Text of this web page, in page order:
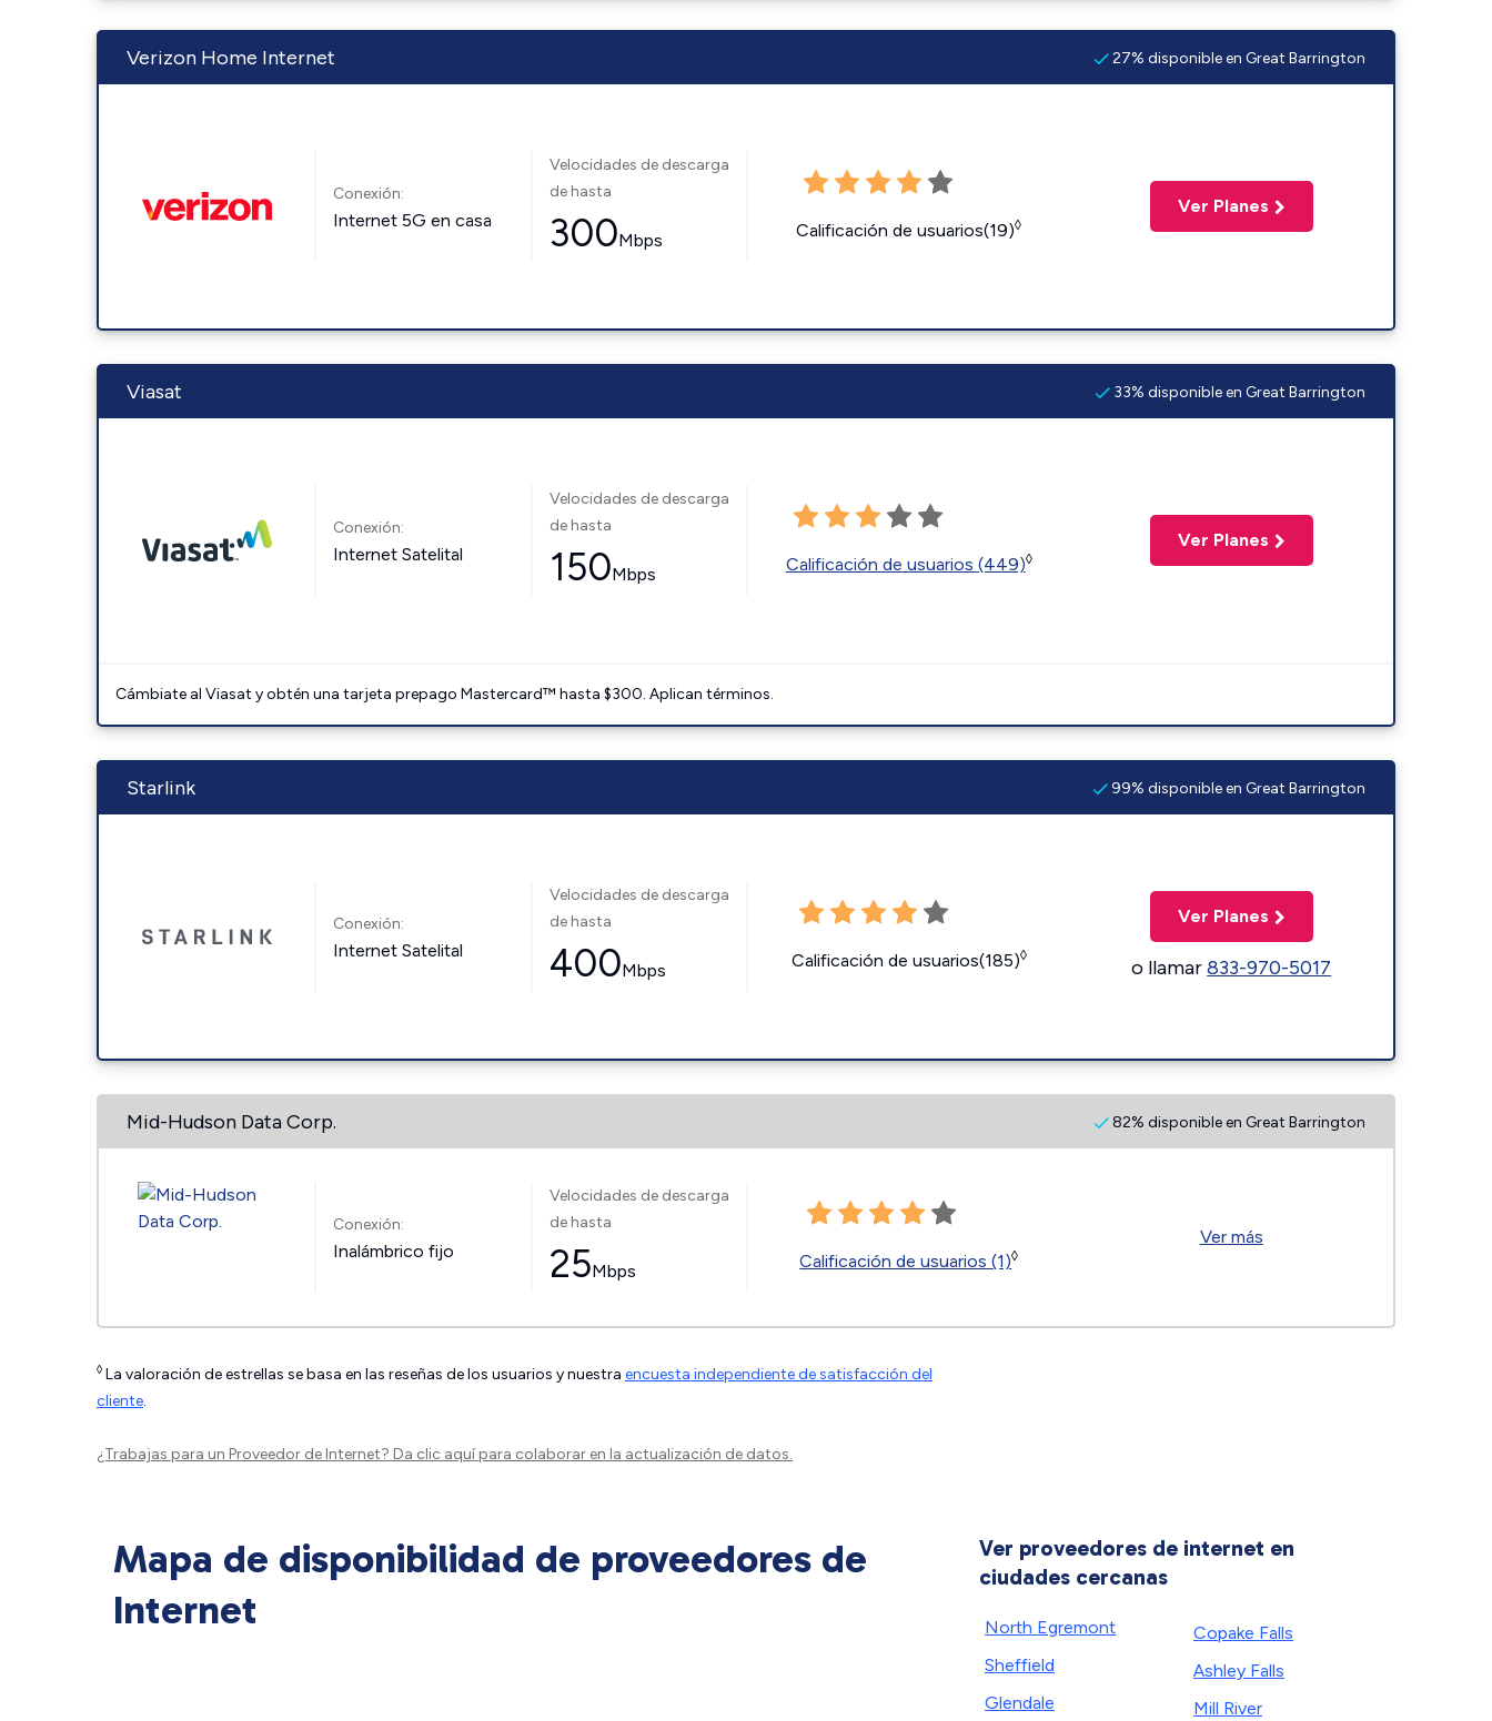
Verizon Home Internet 27% disponible en Great Barrington
Conexión:
Internet 5G en casa
Velocidades de descarga
de hasta
300Mbps Calificación de usuarios(19)◊
Ver Planes
Viasat 33% disponible en Great Barrington
Conexión:
Internet Satelital
Velocidades de descarga
de hasta
150Mbps Calificación de usuarios (449)◊
Ver Planes
Cámbiate al Viasat y obtén una tarjeta prepago Mastercard™ hasta $300. Aplican términos.
Starlink 99% disponible en Great Barrington
Conexión:
Internet Satelital
Velocidades de descarga
de hasta
400Mbps Calificación de usuarios(185)◊
Ver Planes
o llamar833-970-5017
Mid-Hudson Data Corp. 82% disponible en Great Barrington
Conexión:
Inalámbrico fijo
Velocidades de descarga
de hasta
25Mbps Calificación de usuarios (1)◊
Ver más
◊ La valoración de estrellas se basa en las reseñas de los usuarios y nuestra encuesta independiente de satisfacción del
cliente.
¿Trabajas para un Proveedor de Internet? Da clic aquípara colaborar en la actualización de datos.
Mapa de disponibilidad de proveedores de
Internet
Ver proveedores de internet en
ciudades cercanas
North Egremont
Sheffield
Glendale
Copake Falls
Ashley Falls
Mill River